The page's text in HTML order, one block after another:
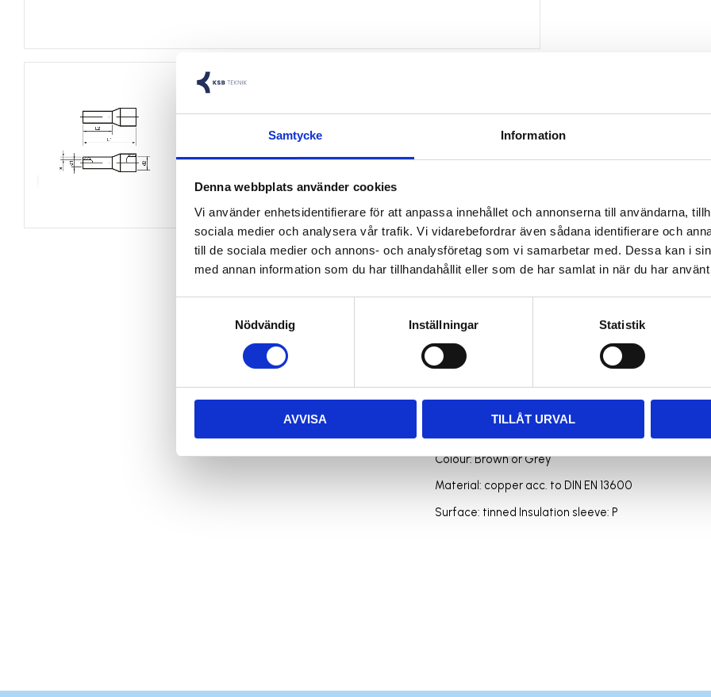
Samtycke Information
Denna webbplats använder cookies
Vi använder enhetsidentifierare för att anpassa innehållet och annonserna till användarna,
sociala medier och analysera vår trafik. Vi vidarebefordrar även sådana identifierare och
till de sociala medier och annons- och analysföretag som vi samarbetar med. Dessa kan i
med annan information som du har tillhandahållit eller som de har samlat in när du har
Nödvändig
Inställningar Statistik
AVVISA TILLÅT URVAL
Cross-section: 0,14mm2
Size L1: 12mm
Size L2: 8mm
Size D1: 0,7mm
Colour: Brown or Grey
Material: copper acc. to DIN EN 13600
Surface: tinned Insulation sleeve: P